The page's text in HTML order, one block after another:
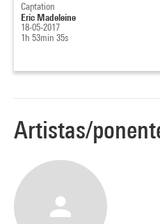
Captation
Eric Madeleine
18-05-2017
1h 53min 35s
Artistas/